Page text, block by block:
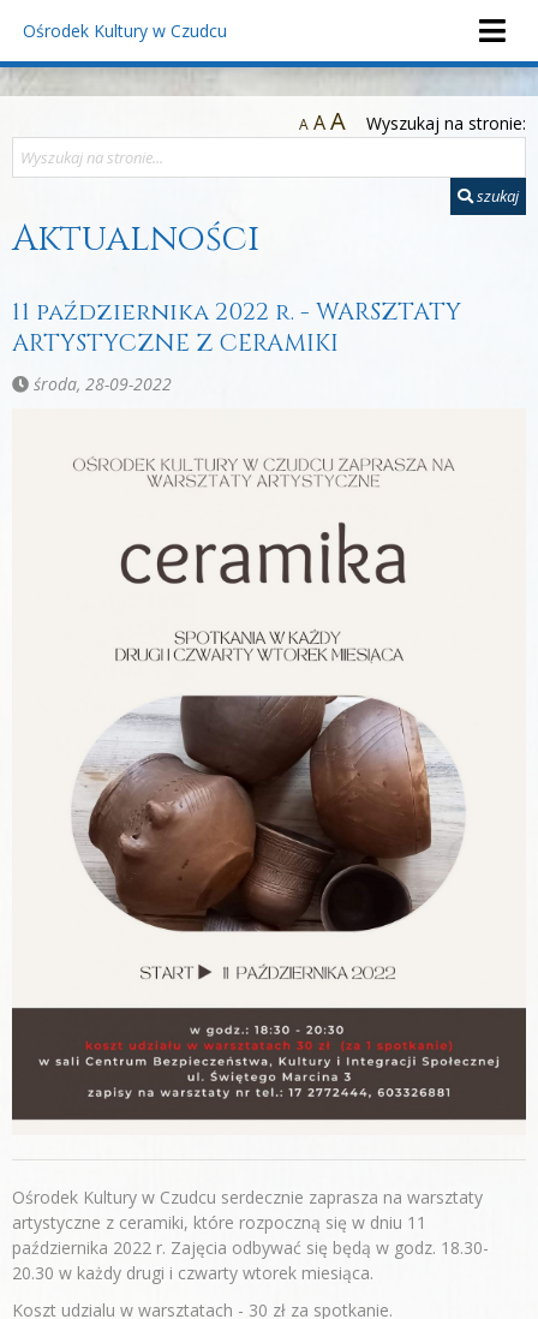
Ośrodek Kultury w Czudcu
A AA Wyszukaj na stronie:
szukaj
Aktualności
11 października 2022 r. - WARSZTATY
ARTYSTYCZNE Z CERAMIKI
środa, 28-09-2022
Ośrodek Kultury w Czudcu serdecznie zaprasza na warsztaty
artystyczne z ceramiki, które rozpoczną się w dniu 11
października 2022 r. Zajęcia odbywać się będą w godz. 18.30-
20.30 w każdy drugi i czwarty wtorek miesiąca.
Koszt udzialu w warsztatach - 30 zł za spotkanie.